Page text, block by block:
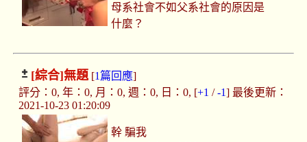
母系社會不如父系社會的原因是
什麼？
[綜合]無題[1篇回應]
評分：0, 年：0, 月：0, 週：0, 日：0, [+1 /-1] 最後更新：
2021-10-23 01:20:09
幹 騙我